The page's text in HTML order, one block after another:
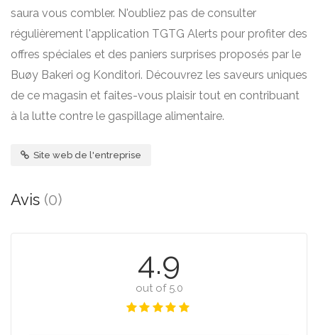
saura vous combler. N'oubliez pas de consulter
régulièrement l'application TGTG Alerts pour profiter des
offres spéciales et des paniers surprises proposés par le
Buøy Bakeri og Konditori. Découvrez les saveurs uniques
de ce magasin et faites-vous plaisir tout en contribuant
à la lutte contre le gaspillage alimentaire.
Site web de l'entreprise
Avis (0)
4.9
out of 5.0